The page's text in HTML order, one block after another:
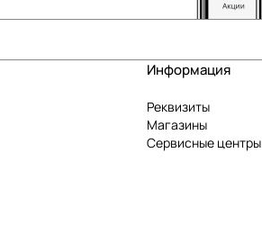
Информация
Реквизиты
Магазины
Сервисные центры